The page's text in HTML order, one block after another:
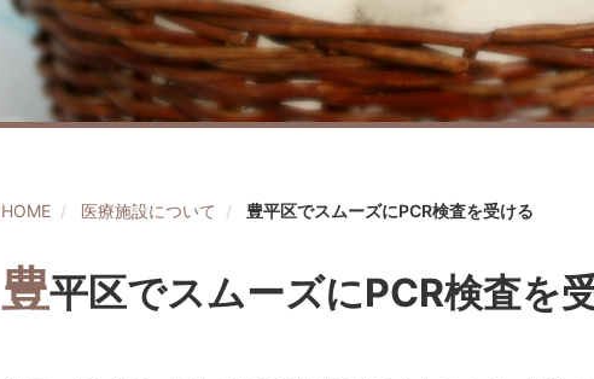
HOME 医療施設について 豊平区でスムーズにPCR検査を受ける
豊平区でスムーズにPCR検査を